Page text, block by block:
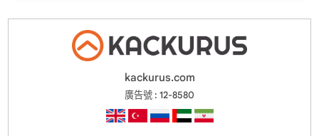
kackurus.com
廣告號 : 12-8580